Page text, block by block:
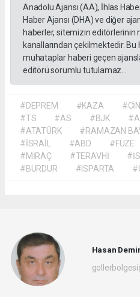
Anadolu Ajansı (AA), İhlas
Haber Ajansı (DHA) ve diğer
haberler, sitemizin editörlerinin
kanallarından çekilmektedir.
muhataplar haberi geçen
editörü sorumlu tutulamaz...
#DEPREM #KAZA
#TS
#AS #BJK
#ATATÜRK
#RAMAZAN
#İSRAİL
#ABD #FÜZE
#MİRAÇ
#TERAVHİ
#BURDUR
#ISPARTA
Hasan